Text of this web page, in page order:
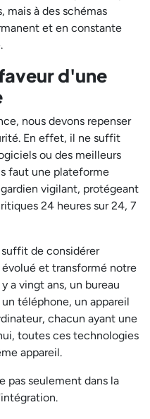
mais à des schémas
et en constante
d'une
nous devons repenser
En effet, il ne suffit
ou des meilleurs
faut une plateforme
vigilant, protégeant
24 heures sur 24, 7
de considérer
et transformé notre
a vingt ans, un bureau
téléphone, un appareil
chacun ayant une
toutes ces technologies
appareil.
pas seulement dans la